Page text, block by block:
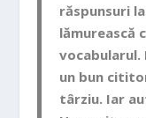
răspunsuri
lămurească
un bun
târziu. Iar